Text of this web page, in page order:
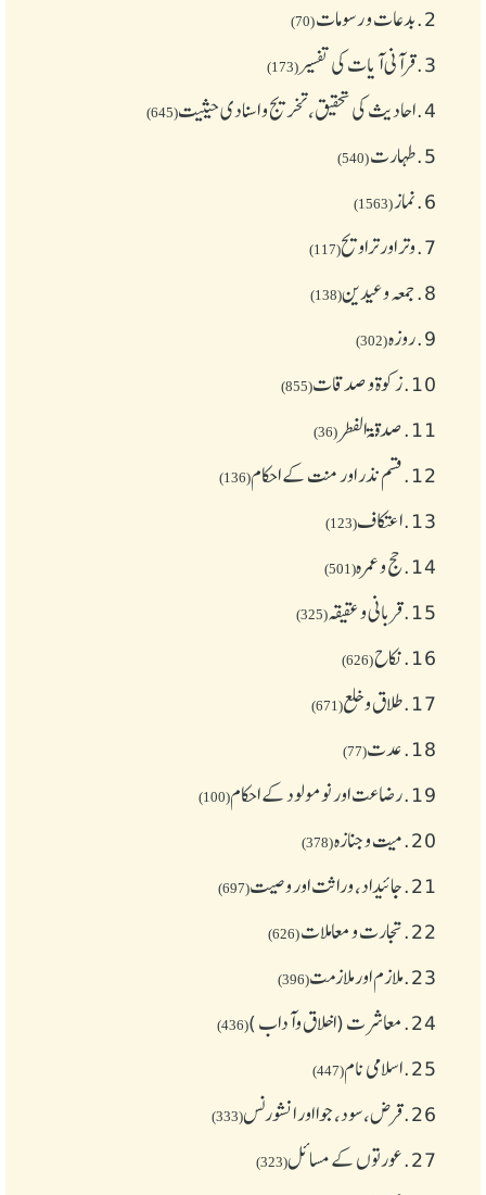
2. بدعات و رسومات(70)
3. قرآنی آیات کی تفسیر(173)
4. احادیث کی تحقیق، تخریج و اسنادی حیثیت(645)
5. طهارت(540)
6. نماز(1563)
7. وتر اور تراویح(117)
8. جمعہ وعیدین(138)
9. روزہ(302)
10. زکوة و صدقات(855)
11. صدقۃ الفطر (36)
12. قسم نذر اور منت کے احکام(136)
13. اعتکاف(123)
14. حج و عمرہ(501)
15. قربانی و عقیقہ(325)
16. نکاح(626)
17. طلاق و خلع(671)
18. عدت(77)
19. رضاعت اور نومولود کے احکام(100)
20. میت و جنازہ(378)
21. جائیداد، وراثت اور وصیت(697)
22. تجارت و معاملات(626)
23. ملازم اور ملازمت(396)
24. معاشرت (اخلاق وآداب )(436)
25. اسلامی نام(447)
26. قرض،سود، جوا اور انشورنس(333)
27. عورتوں کے مسائل(323)